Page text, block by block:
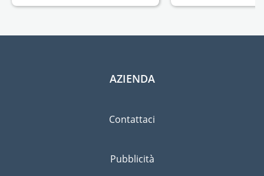
AZIENDA
Contattaci
Pubblicità